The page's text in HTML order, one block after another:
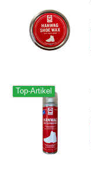
Top-Artikel